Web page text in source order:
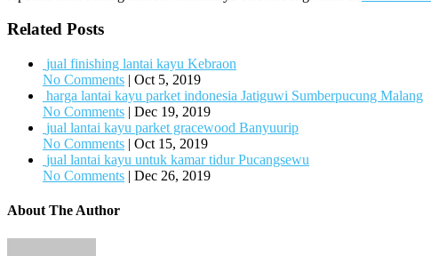
Related Posts
jual finishing lantai kayu Kebraon
No Comments | Oct 5, 2019
harga lantai kayu parket indonesia Jatiguwi Sumberpucung Malang
No Comments | Dec 19, 2019
jual lantai kayu parket gracewood Banyuurip
No Comments | Oct 15, 2019
jual lantai kayu untuk kamar tidur Pucangsewu
No Comments | Dec 26, 2019
About The Author